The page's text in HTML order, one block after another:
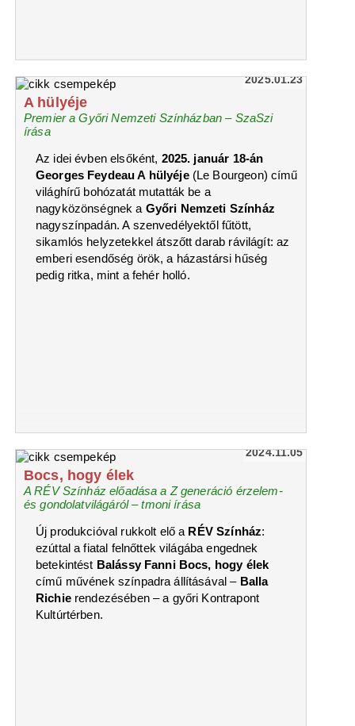
2025.01.23
A hülyéje
Premier a Győri Nemzeti Színházban – SzaSzi
írása
Az idei évben elsőként, 2025. január 18-án
Georges Feydeau A hülyéje (Le Bourgeon) című
világhírű bohózatát mutatták be a
nagyközönségnek a Győri Nemzeti Színház
nagyszínpadán. A szenvedélyektől fűtött,
sikamlós helyzetekkel átszőtt darab rávilágít: az
emberi esendőség örök, a házastársi hűség
pedig ritka, mint a fehér holló.
2024.11.05
Bocs, hogy élek
A RÉV Színház előadása a Z generáció érzelem-
és gondolatvilágáról – tmoni írása
Új produkcióval rukkolt elő a RÉV Színház:
ezúttal a fiatal felnőttek világába engednek
betekintést Balássy Fanni Bocs, hogy élek
című művének színpadra állításával – Balla
Richierendezésében – a győri Kontrapont
Kultúrtérben.